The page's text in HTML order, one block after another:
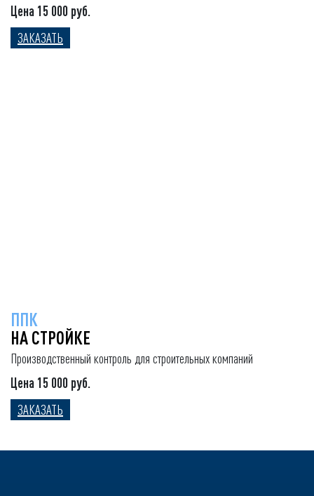
Цена 15 000 руб.
ЗАКАЗАТЬ
ППК
НА СТРОЙКЕ
Производственный контроль для строительных компаний
Цена 15 000 руб.
ЗАКАЗАТЬ